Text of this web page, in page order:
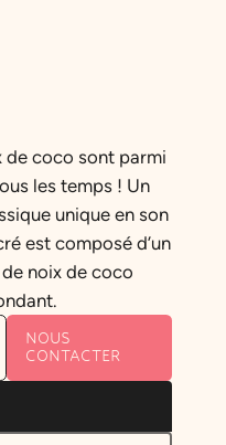
de coco sont parmi
les temps ! Un
unique en son
est composé d’un
noix de coco
NOUS
CONTACTER